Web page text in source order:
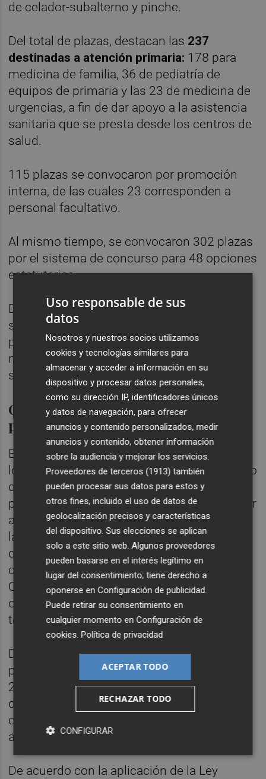
de celador-subalterno y pinche.
Del total de plazas, destacan las 237
destinadas a atención primaria: 178 para
medicina de familia, 36 de pediatría de
equipos de primaria y las 23 de medicina de
urgencias, a fin de dar apoyo a la asistencia
sanitaria que se presta desde los centros de
salud.
115 plazas se convocaron por promoción
interna, de las cuales 23 corresponden a
personal facultativo.
Al mismo tiempo, se convocaron 302 plazas
por el sistema de concurso para 48 opciones
estatutarias.
Del total de plazas convocadas por el
sistema de concurso, 160 se adjudicarán a
personal facultativo sanitario especialista y
no especialista, 49 para resto de personal
sanitario y 93 para no sanitario.
Oferta de Empleo Público y
promoción interna
El Servicio Murciano de Salud apuesta por
lograr una estabilidad en sus plantillas, por lo
que ha realizado un importante esfuerzo
para consolidar plazas eventuales y proceder
a estabilizar, dentro del marco normativo de
la legislación vigente, todas aquellas plazas
que cumplen los requisitos para ser
convocadas para personal estatutario fijo.
Con ello, se pretende conseguir también el
objetivo de reducción de la tasa de
temporalidad.
De esta manera destaca la oferta de empleo
público correspondiente a los años 2019,
2020 y 2021, en la que se convocan un total
de 1.602 plazas, de las cuales 120
corresponden a médicos de familia de
atención primaria.
De acuerdo con la aplicación de la Ley
Uso responsable de sus
datos
Nosotros y nuestros socios utilizamos
cookies y tecnologías similares para
almacenar y acceder a información en su
dispositivo y procesar datos personales,
como su dirección IP, identificadores únicos
y datos de navegación, para ofrecer
anuncios y contenido personalizados, medir
anuncios y contenido, obtener información
sobre la audiencia y mejorar los servicios.
Proveedores de terceros (1913) también
pueden procesar sus datos para estos y
otros fines, incluido el uso de datos de
geolocalización precisos y características
del dispositivo. Sus elecciones se aplican
solo a este sitio web. Algunos proveedores
pueden basarse en el interés legítimo en
lugar del consentimiento; tiene derecho a
oponerse enConfiguración de publicidad
Puede retirar su consentimiento en
cualquier momento enConfiguración de
cookies .Política de privacidad
ACEPTAR TODO
RECHAZAR TODO
CONFIGURAR